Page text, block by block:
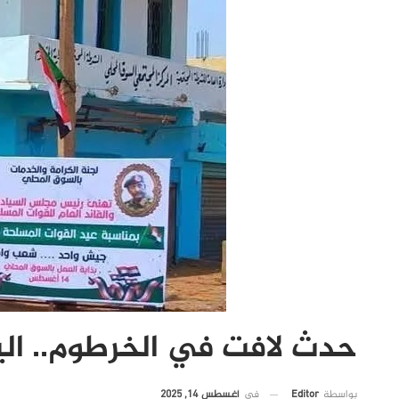
حدث لافت في الخرطوم..
بواسطة Editor في أغسطس 14, 2025